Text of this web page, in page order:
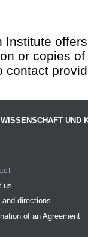
Institute
or copies
contact
UND
us
and directions
of an Agreement